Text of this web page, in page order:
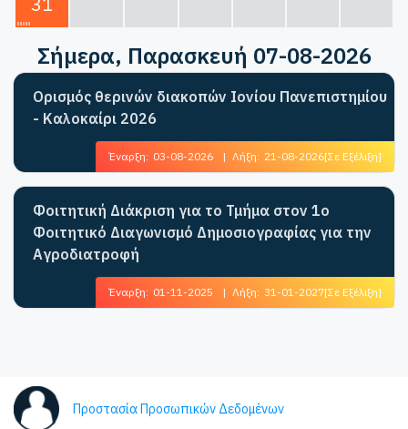
Σήμερα, Παρασκευή 07-08-2026
Ορισμός θερινών διακοπών Ιονίου Πανεπιστημίου
- Καλοκαίρι 2026
Έναρξη: 03-08-2026 | Λήξη: 21-08-2026[Σε Εξέλιξη]
Φοιτητική Διάκριση για το Τμήμα στον 1ο
Φοιτητικό Διαγωνισμό Δημοσιογραφίας για την
Αγροδιατροφή
Έναρξη: 01-11-2025 | Λήξη: 31-01-2027[Σε Εξέλιξη]
Προστασία Προσωπικών Δεδομένων